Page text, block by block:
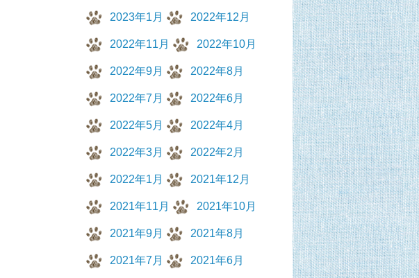
2023年1月 2022年12月
2022年11月 2022年10月
2022年9月 2022年8月
2022年7月 2022年6月
2022年5月 2022年4月
2022年3月 2022年2月
2022年1月 2021年12月
2021年11月 2021年10月
2021年9月 2021年8月
2021年7月 2021年6月